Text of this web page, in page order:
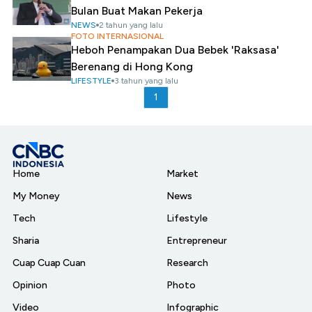
Bulan Buat Makan Pekerja
NEWS 2 tahun yang lalu
FOTO INTERNASIONAL
Heboh Penampakan Dua Bebek 'Raksasa'
Berenang di Hong Kong
LIFESTYLE 3 tahun yang lalu
1
Home
My Money
Tech
Sharia
Cuap Cuap Cuan
Opinion
Video
Market
News
Lifestyle
Entrepreneur
Research
Photo
Infographic